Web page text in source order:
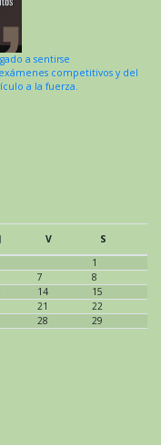
a sentirse
competitivos y del
a la fuerza.
J V
S
1
7
8
14
15
21
22
28
29